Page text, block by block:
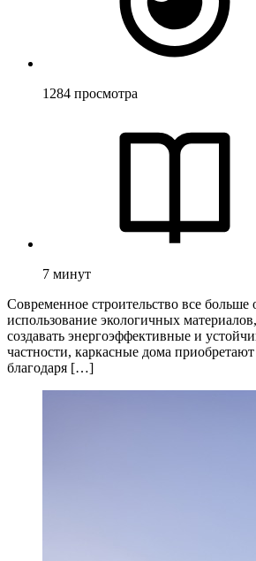
1284 просмотра
7 минут
Современное строительство все больше
использование экологичных
создавать энергоэффективные и
частности, каркасные дома
благодаря […]